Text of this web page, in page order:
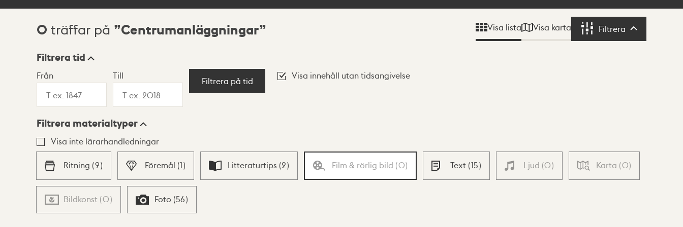
Sökresultat
0 träffar på Centrumanläggningar Visa lista Visa karta Filtrera Filtrera
Visningsläge
Lista Karta
Filtrera tid
Från Till
Filtrera på tid
Visa innehåll utan tidsangivelse
Filtrera materialtyper
Visa inte lärarhandledningar
Ritning (9) Föremål (1) Litteraturtips (2) Film & rörlig bild (0) Text (15) Ljud (0) Karta (0)
Bildkonst (0) Foto (56)